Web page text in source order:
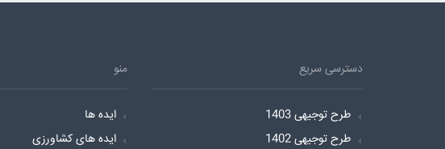
دسترسی سریع
طرح توجیهی 1403
طرح توجیهی 1402
منو
ایده ها
ایده های کشاورزی